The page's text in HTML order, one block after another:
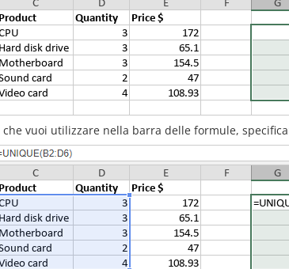
vuoi utilizzare nella barra delle formule,